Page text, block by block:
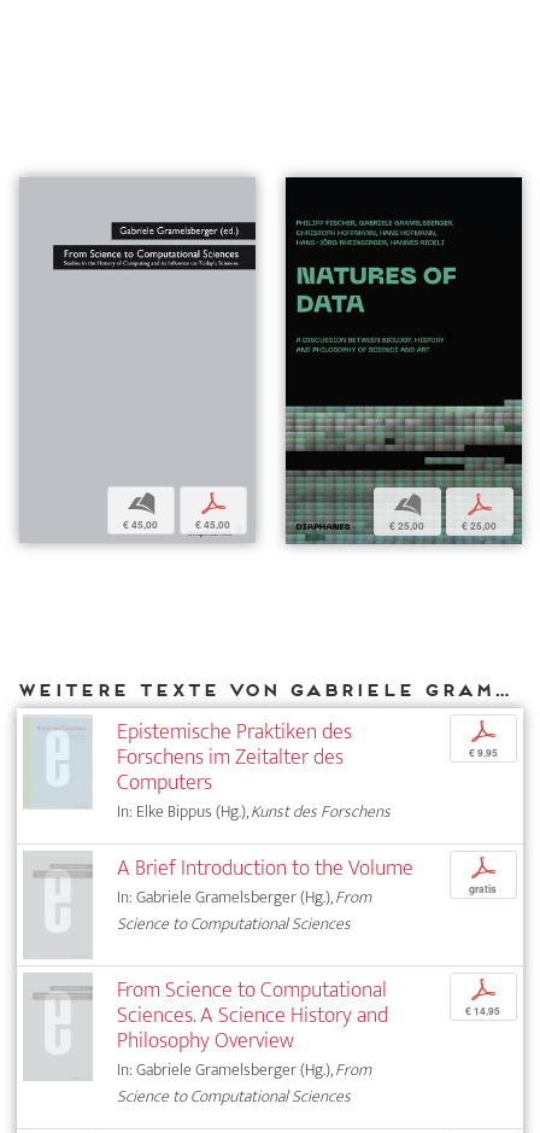
b
€ 45,00
p
€ 45,00
b
€ 25,00
p
€ 25,00
Weitere Texte von Gabriele Gramelsberger bei DIAPHANES
Epistemische Praktiken des
Forschens im Zeitalter des
Computers
In: Elke Bippus (Hg.),Kunst des Forschens
p
€ 9,95
A Brief Introduction to the Volume
In: Gabriele Gramelsberger (Hg.),From
Science to Computational Sciences
p
gratis
From Science to Computational
Sciences. A Science History and
Philosophy Overview
In: Gabriele Gramelsberger (Hg.),From
Science to Computational Sciences
p
€ 14,95